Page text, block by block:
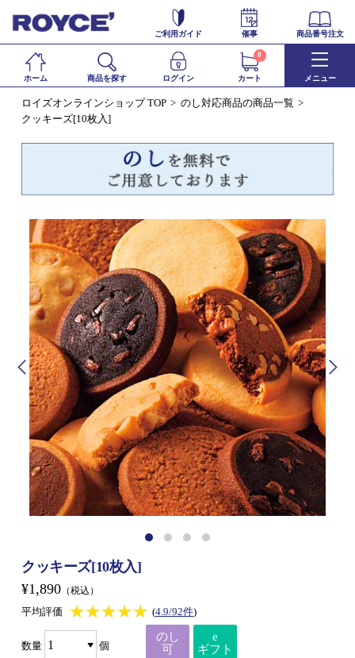
ご利用ガイド 催事 商品番号注文
ホーム 商品を探す ログイン カート
0
メニュー
ロイズオンラインショップ TOP
のし対応商品の商品一覧
クッキーズ[10枚入]
クッキーズ[10枚入]
¥1,890 （税込）
平均評価 ★★★★★
★★★★★ (4.9/92件)
数量 個
のし
可
e
ギフト